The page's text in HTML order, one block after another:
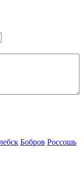
Бобров Россошь